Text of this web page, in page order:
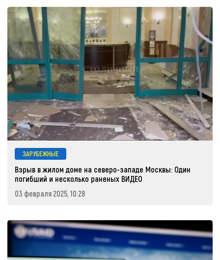
ЗАРУБЕЖНЫЕ
Взрыв в жилом доме на северо-западе Москвы: Один
погибший и несколько раненых ВИДЕО
03 февраля 2025, 10:28